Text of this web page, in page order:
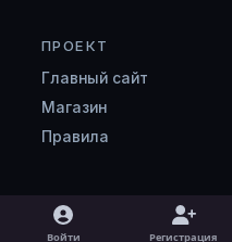
ПРОЕКТ
Главный сайт
Магазин
Правила
Light ModeDark ModeSystem Preference
Войти Регистрация